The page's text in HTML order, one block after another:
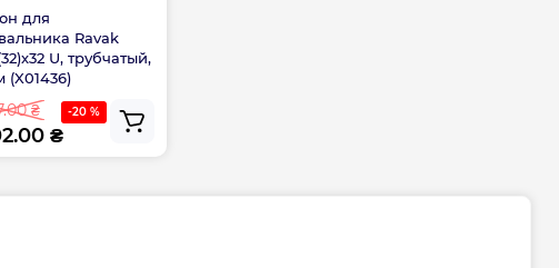
для
Ravak
U, трубчатый,
(X01436)
₴ -20 %
₴